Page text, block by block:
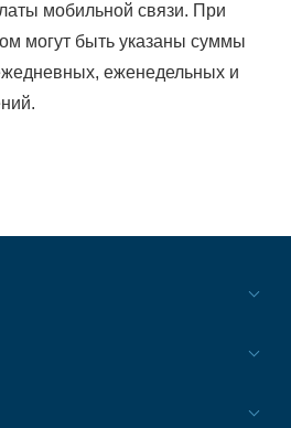
мобильной связи. При
могут быть указаны суммы
еженедельных и